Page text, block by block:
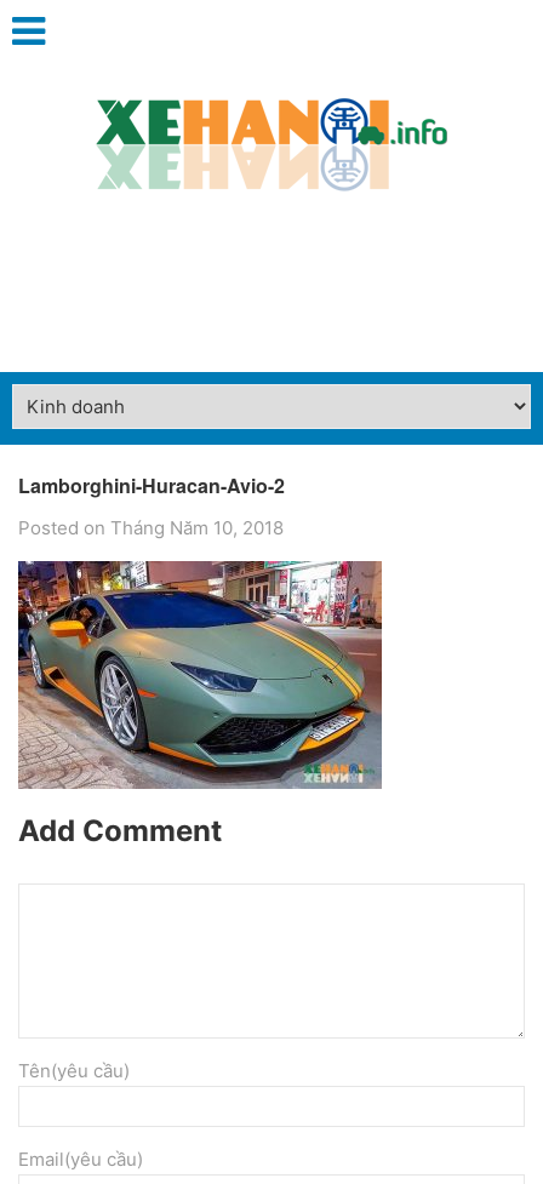
Lamborghini-Huracan-Avio-2
Posted on Tháng Năm 10, 2018
Add Comment
Tên(yêu cầu)
Email(yêu cầu)